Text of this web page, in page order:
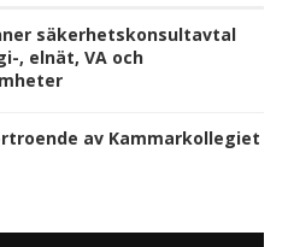
säkerhetskonsultavtal
, elnät, VA och
av Kammarkollegiet